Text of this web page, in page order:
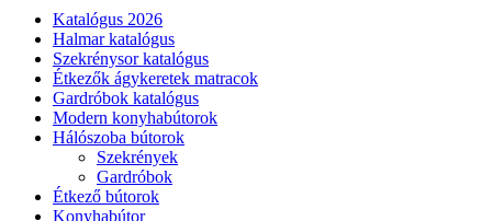
Katalógus 2026
Halmar katalógus
Szekrénysor katalógus
Étkezők ágykeretek matracok
Gardróbok katalógus
Modern konyhabútorok
Hálószoba bútorok
Szekrények
Gardróbok
Étkező bútorok
Konyhabútor